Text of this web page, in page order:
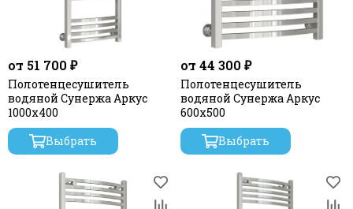
от 51 700 ₽
Полотенцесушитель
водяной Сунержа Аркус
1000х400
Выбрать
от 44 300 ₽
Полотенцесушитель
водяной Сунержа Аркус
600х500
Выбрать